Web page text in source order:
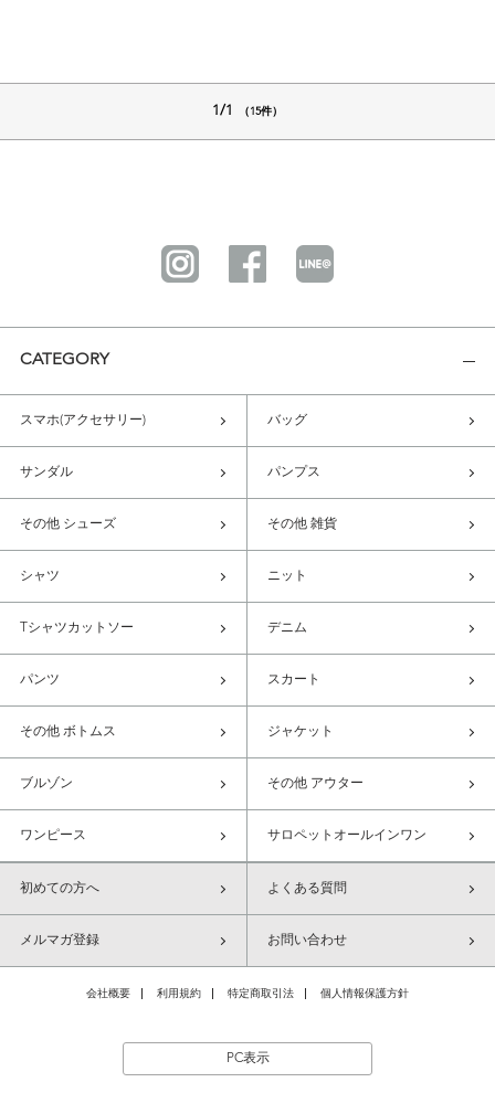
1/1 （15件）
CATEGORY
スマホ(アクセサリー) バッグ
サンダル パンプス
その他 シューズ その他 雑貨
シャツ ニット
Tシャツカットソー デニム
パンツ スカート
その他 ボトムス ジャケット
ブルゾン その他 アウター
ワンピース サロペットオールインワン
初めての方へ よくある質問
メルマガ登録 お問い合わせ
会社概要 利用規約 特定商取引法 個人情報保護方針
PC表示